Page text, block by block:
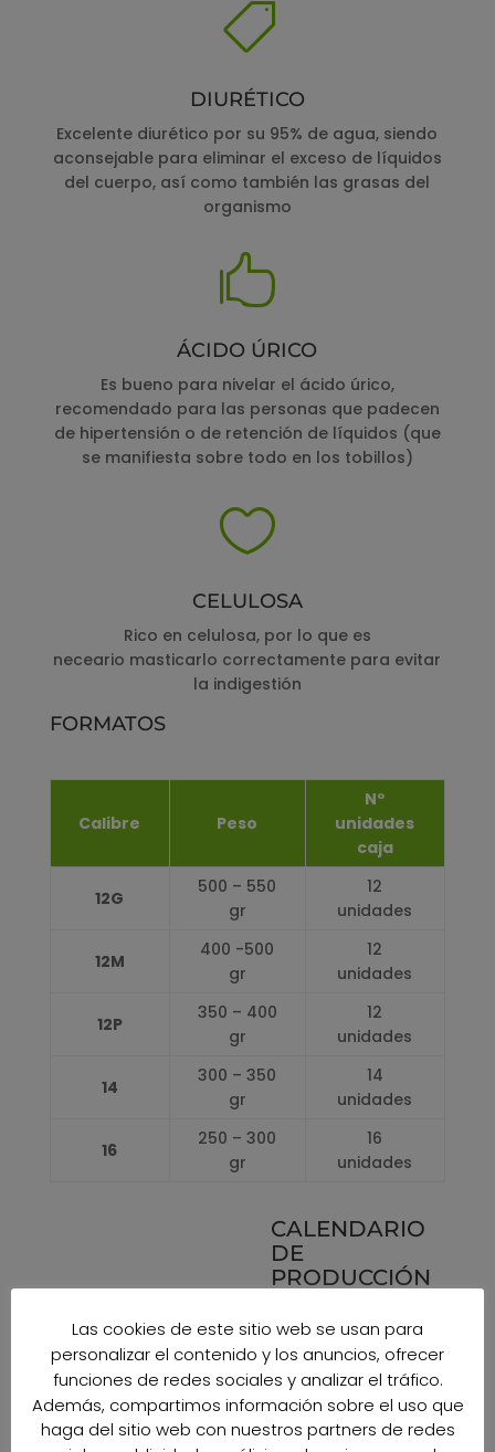

DIURÉTICO
Excelente diurético por su 95% de agua, siendo
aconsejable para eliminar el exceso de líquidos
del cuerpo, así como también las grasas del
organismo

ÁCIDO ÚRICO
Es bueno para nivelar el ácido úrico,
recomendado para las personas que padecen
de hipertensión o de retención de líquidos (que
se manifiesta sobre todo en los tobillos)

CELULOSA
Rico en celulosa, por lo que es
neceario masticarlo correctamente para evitar
la indigestión
FORMATOS
Calibre Peso
Nº
unidades
caja
12G
500 – 550
gr
12
unidades
12M
400 -500
gr
12
unidades
12P
350 – 400
gr
12
unidades
14
300 – 350
gr
14
unidades
16
250 – 300
gr
16
unidades
CALENDARIO
DE
PRODUCCIÓN
ENERO
100%
100%
FEBRERO
100%
100%
Las cookies de este sitio web se usan para
personalizar el contenido y los anuncios, ofrecer
funciones de redes sociales y analizar el tráfico.
Además, compartimos información sobre el uso que
haga del sitio web con nuestros partners de redes